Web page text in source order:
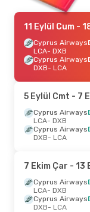
11 Eylül Cum -
Cyprus Airways
LCA- DXB
Cyprus Airways
DXB- LCA
5 Eylül Cmt - 7
Cyprus Airways
LCA- DXB
Cyprus Airways
DXB- LCA
7 Ekim Çar - 13
Cyprus Airways
LCA- DXB
Cyprus Airways
DXB- LCA